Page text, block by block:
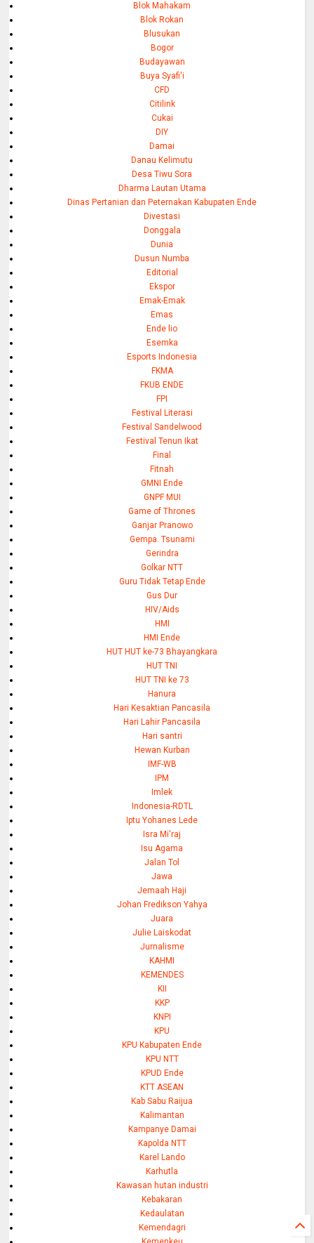
Blok Mahakam
Blok Rokan
Blusukan
Bogor
Budayawan
Buya Syafi'i
CFD
Citilink
Cukai
DIY
Damai
Danau Kelimutu
Desa Tiwu Sora
Dharma Lautan Utama
Dinas Pertanian dan Peternakan Kabupaten Ende
Divestasi
Donggala
Dunia
Dusun Numba
Editorial
Ekspor
Emak-Emak
Emas
Ende lio
Esemka
Esports Indonesia
FKMA
FKUB ENDE
FPI
Festival Literasi
Festival Sandelwood
Festival Tenun Ikat
Final
Fitnah
GMNI Ende
GNPF MUI
Game of Thrones
Ganjar Pranowo
Gempa. Tsunami
Gerindra
Golkar NTT
Guru Tidak Tetap Ende
Gus Dur
HIV/Aids
HMI
HMI Ende
HUT HUT ke-73 Bhayangkara
HUT TNI
HUT TNI ke 73
Hanura
Hari Kesaktian Pancasila
Hari Lahir Pancasila
Hari santri
Hewan Kurban
IMF-WB
IPM
Imlek
Indonesia-RDTL
Iptu Yohanes Lede
Isra Mi'raj
Isu Agama
Jalan Tol
Jawa
Jemaah Haji
Johan Fredikson Yahya
Juara
Julie Laiskodat
Jurnalisme
KAHMI
KEMENDES
KII
KKP
KNPI
KPU
KPU Kabupaten Ende
KPU NTT
KPUD Ende
KTT ASEAN
Kab Sabu Raijua
Kalimantan
Kampanye Damai
Kapolda NTT
Karel Lando
Karhutla
Kawasan hutan industri
Kebakaran
Kedaulatan
Kemendagri